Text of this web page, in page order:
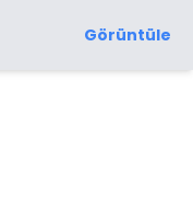
Görüntüle